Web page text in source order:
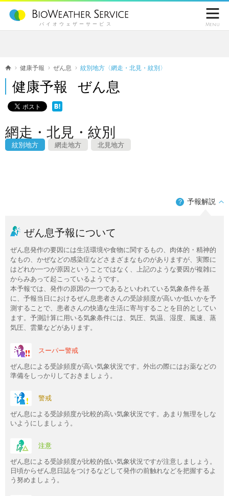
バイオウェザーサービス

Menu
健康予報 ぜん息 紋別地方〈網走・北見・紋別〉
健康予報 ぜん息
網走・北見・紋別
紋別地方 網走地方 北見地方
？ 予報解説
ぜん息予報について
ぜん息発作の要因には生活環境や食物に関するもの、肉体的・精神的
なもの、かぜなどの感染症などさまざまなものがありますが、実際に
はどれか一つが原因ということではなく、上記のような要因が複雑に
からみあって起こっているようです。
本予報では、発作の原因の一つであるといわれている気象条件を基
に、予報当日におけるぜん息患者さんの受診頻度が高いか低いかを予
測することで、患者さんの快適な生活に寄与することを目的としてい
ます。予測計算に用いる気象条件には、気圧、気温、湿度、風速、蒸
気圧、雲量などがあります。
スーパー警戒
ぜん息による受診頻度が高い気象状況です。外出の際にはお薬などの
準備をしっかりしておきましょう。
警戒
ぜん息による受診頻度が比較的高い気象状況です。あまり無理をしな
いようにしましょう。
注意
ぜん息による受診頻度が比較的低い気象状況ですが注意しましょう。
日頃からぜん息日誌をつけるなどして発作の前触れなどを把握するよ
う努めましょう。